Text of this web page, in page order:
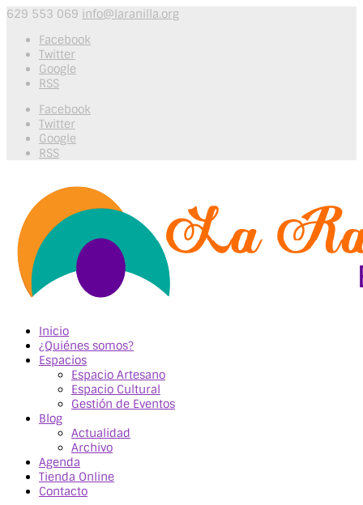
629 553 069 info@laranilla.org
Facebook
Twitter
Google
RSS
Facebook
Twitter
Google
RSS
Inicio
¿Quiénes somos?
Espacios
Espacio Artesano
Espacio Cultural
Gestión de Eventos
Blog
Actualidad
Archivo
Agenda
Tienda Online
Contacto